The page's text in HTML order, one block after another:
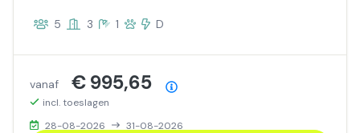
5 3 1 D
vanaf € 995,65
incl. toeslagen
28-08-2026
31-08-2026